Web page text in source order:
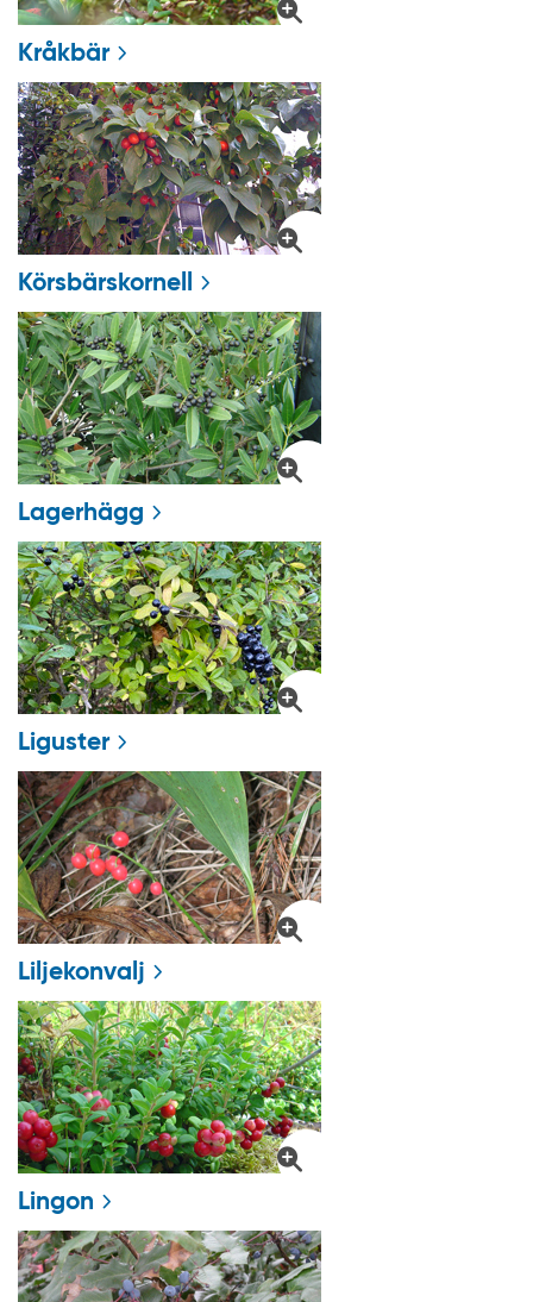
Kråkbär
Körsbärskornell
Lagerhägg
Liguster
Liljekonvalj
Lingon